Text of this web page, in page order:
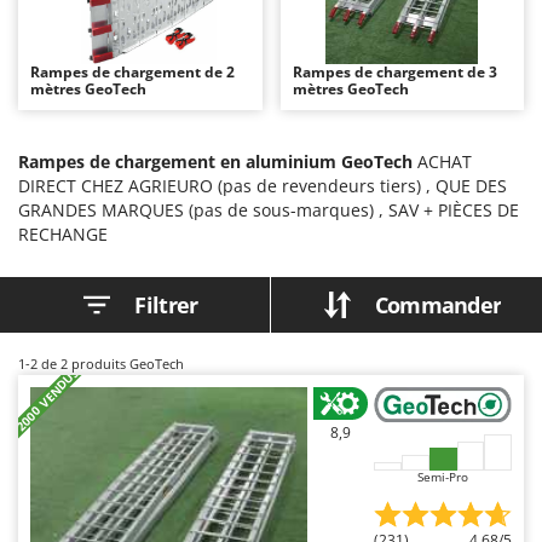
Autolaveuses
Autres produits
Bancs de scie pour le bois - Scies à bûches
Barbecues
Bennes pour tracteur
Brosses pour sols extérieurs
Brouettes à moteur
Broyeurs de branches et végétaux
Butteurs pour tracteur
Chargeurs de batterie - Démarreurs
Charrues pour tracteur
Ambrogio Robot
Annovi Reverberi
ANTHBOT
Arco
Ardes
Argo
Ariete
Artus
Ausonia
Baesso
Bahco
Rampes de chargement de 2
mètres GeoTech
Rampes de chargement de 3
mètres GeoTech
Rampes de chargement en aluminium GeoTech ACHAT
DIRECT CHEZ AGRIEURO (pas de revendeurs tiers) , QUE DES
GRANDES MARQUES (pas de sous-marques) , SAV + PIÈCES DE
RECHANGE
Filtrer Commander
1-2 de 2 produits GeoTech
+2000 VENDUS 8,9
Semi-Pro